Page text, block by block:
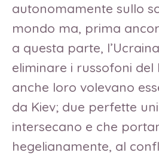
autonomamente sullo
mondo ma, prima
a questa parte,
eliminare i russofoni del
anche loro volevano
da Kiev; due perfette
intersecano e che
hegelianamente, al